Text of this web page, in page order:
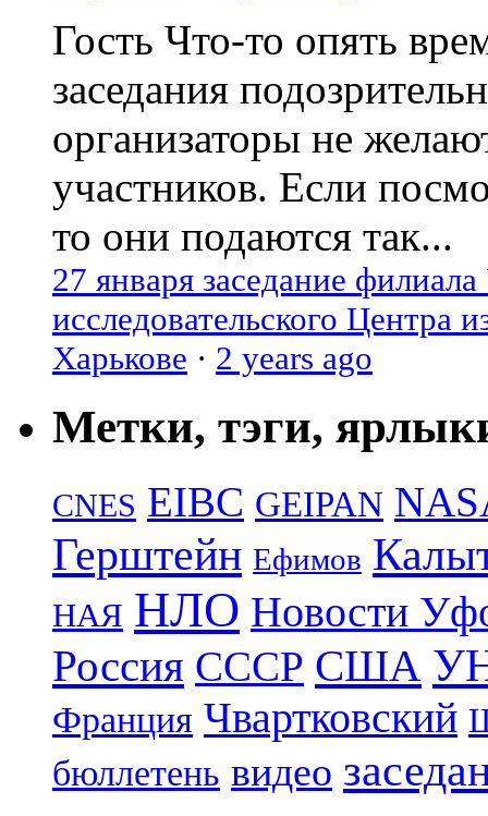
Гость Что-то опять
заседания
организаторы не
участников. Если
то они подаются так...
27 января заседание
исследовательского Центра
Харькове · 2 years ago
Метки, тэги,
CNES EIBC GEIPAN
Герштейн Ефимов
НАЯ НЛО Новости
Россия СССР США
Франция Чвартковский
бюллетень видео